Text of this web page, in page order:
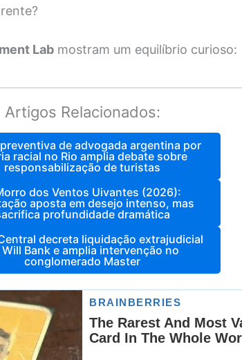
Lab mostram um equilíbrio curioso:
Artigos Relacionados:
de advogada argentina por
racial no Rio amplia debate sobre
responsabilização de turistas
dos Ventos Uivantes (2026):
aposta em desejo intenso, mas
profundidade dramática
decreta liquidação extrajudicial
Bank e amplia intervenção no
conglomerado Master